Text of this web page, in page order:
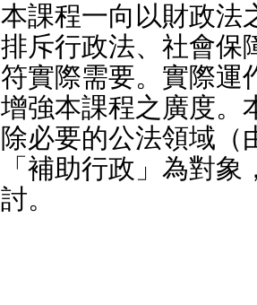
本課程一向以財政法
排斥行政法、社會保
符實際需要。實際運
增強本課程之廣度。
除必要的公法領域（
「補助行政」為對
討。